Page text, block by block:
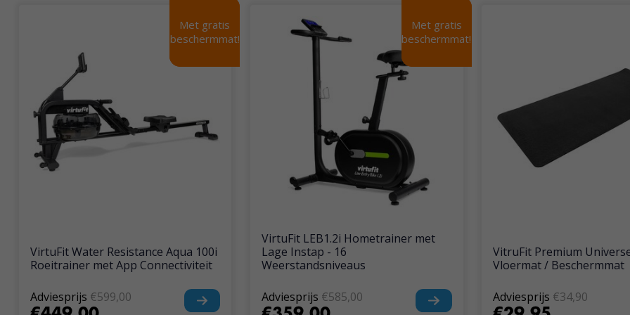
VirtuFit Water Resistance Aqua 100i
Roeitrainer met App Connectiviteit
Adviesprijs €599,00
Met gratis
beschermmat!
Met gratis
beschermmat!
VirtuFit LEB1.2i Hometrainer met
Lage Instap - 16
Weerstandsniveaus
Adviesprijs €585,00
Met gratis
beschermmat!
Met gratis
beschermmat!
VitruFit Premium
Vloermat / Beschermmat
Adviesprijs €34,90